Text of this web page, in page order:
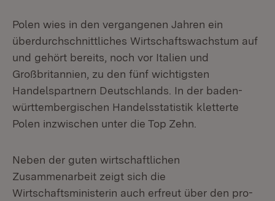
Polen wies in den vergangenen Jahren ein
überdurchschnittliches Wirtschaftswachstum auf
und gehört bereits, noch vor Italien und
Großbritannien, zu den fünf wichtigsten
Handelspartnern Deutschlands. In der baden-
württembergischen Handelsstatistik kletterte
Polen inzwischen unter die Top Zehn.
Neben der guten wirtschaftlichen
Zusammenarbeit zeigt sich die
Wirtschaftsministerin auch erfreut über den pro-